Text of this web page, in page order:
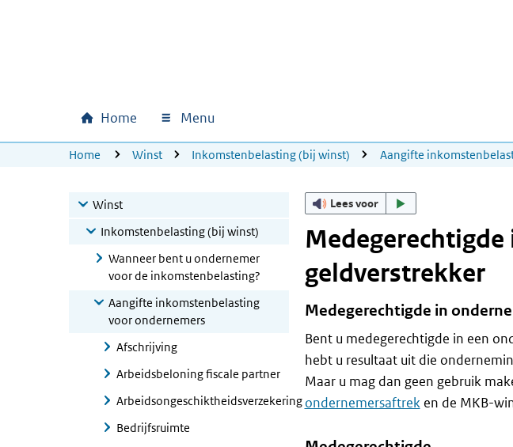
Hoofdnavigatie
Home Menu
U bevindt zich hier:
Home Winst Inkomstenbelasting (bij winst) Aangifte
Winst
Inkomstenbelasting (bij winst)
Wanneer bent u ondernemer
voor de inkomstenbelasting?
Aangifte inkomstenbelasting
voor ondernemers
Afschrijving
Arbeidsbeloning fiscale partner
Arbeidsongeschiktheidsverzekering
Bedrijfsruimte
Lees voor
geldverstrekker
Medegerechtigde in
Bent u medegerechtigde in een
hebt u resultaat uit die
Maar u mag dan geen gebruik
ondernemersaftreken de MKB-